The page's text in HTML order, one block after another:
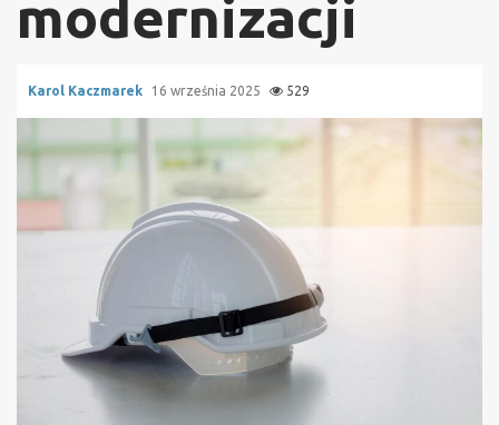
modernizacji
Karol Kaczmarek 16 września 2025 529